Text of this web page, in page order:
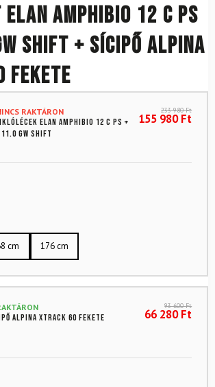
Amphibio 12 C PS
Shift + sícipő ALPINA
Fekete
RAKTÁRON
ELAN Amphibio 12 C PS +
11.0 GW Shift
233 980Ft
155 980Ft
cm 176 cm
ALPINA Xtrack 60 Fekete
93 600Ft
66 280Ft